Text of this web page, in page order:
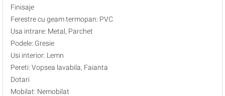
Finisaje
Ferestre cu geam termopan: PVC
Usa intrare: Metal, Parchet
Podele: Gresie
Usi interior: Lemn
Pereti: Vopsea lavabila, Faianta
Dotari
Mobilat: Nemobilat